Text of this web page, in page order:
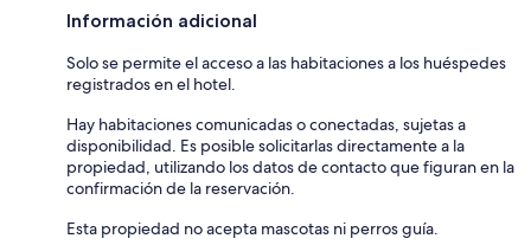
Información adicional
Solo se permite el acceso a las habitaciones a los huéspedes
registrados en el hotel.
Hay habitaciones comunicadas o conectadas, sujetas a
disponibilidad. Es posible solicitarlas directamente a la
propiedad, utilizando los datos de contacto que figuran en la
confirmación de la reservación.
Esta propiedad no acepta mascotas ni perros guía.